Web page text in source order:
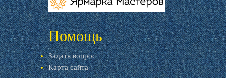
livemaster.ru
Помощь
Задать вопрос
Карта сайта